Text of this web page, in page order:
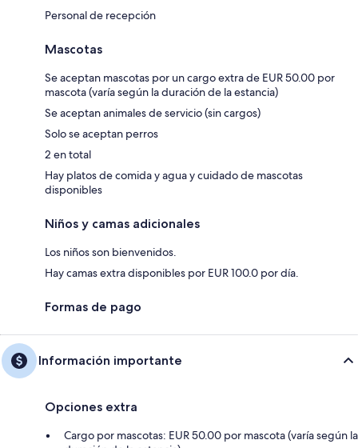
Personal de recepción
Mascotas
Se aceptan mascotas por un cargo extra de EUR 50.00 por
mascota (varía según la duración de la estancia)
Se aceptan animales de servicio (sin cargos)
Solo se aceptan perros
2 en total
Hay platos de comida y agua y cuidado de mascotas
disponibles
Niños y camas adicionales
Los niños son bienvenidos.
Hay camas extra disponibles por EUR 100.0 por día.
Formas de pago
Información importante
Opciones extra
Cargo por mascotas: EUR 50.00 por mascota (varía según la